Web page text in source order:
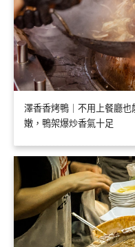
澤香香烤鴨｜不用上餐廳
嫩，鴨架爆炒香氣十足